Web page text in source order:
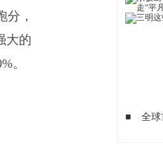
，
大的
。
■ 全球首